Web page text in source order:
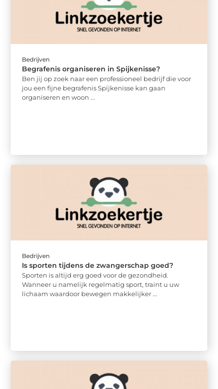
Bedrijven
Begrafenis organiseren in Spijkenisse?
Ben jij op zoek naar een professioneel bedrijf die voor
jou een fijne begrafenis Spijkenisse kan gaan
organiseren en woon ...
Bedrijven
Is sporten tijdens de zwangerschap goed?
Sporten is altijd erg goed voor de gezondheid.
Wanneer u namelijk regelmatig sport, traint u uw
lichaam waardoor bewegen makkelijker ...